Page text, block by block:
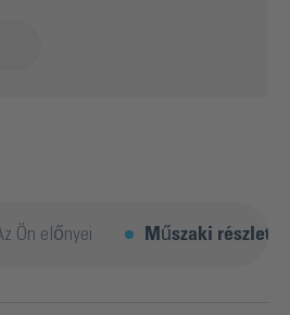
Ön előnyei Műszaki részletek